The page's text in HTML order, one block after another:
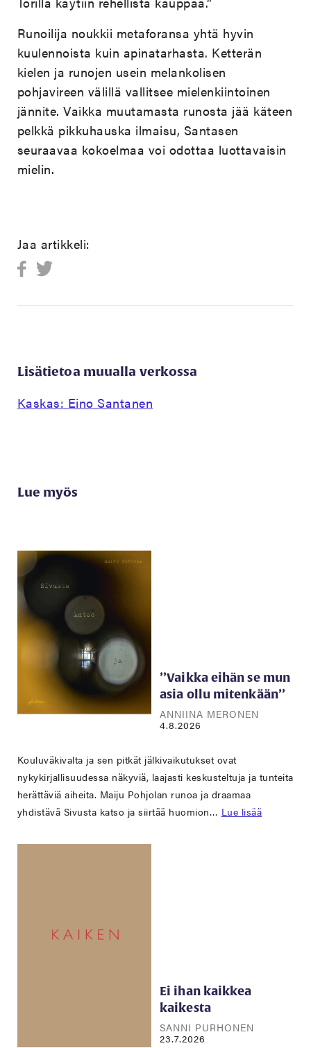
Runoilija noukkii metaforansa yhtä hyvin
kuulennoista kuin apinatarhasta. Ketterän
kielen ja runojen usein melankolisen
pohjavireen välillä vallitsee mielenkiintoinen
jännite. Vaikka muutamasta runosta jää käteen
pelkkä pikkuhauska ilmaisu, Santasen
seuraavaa kokoelmaa voi odottaa luottavaisin
mielin.
Jaa artikkeli:
Lisätietoa muualla verkossa
Kaskas: Eino Santanen
Lue myös
’’Vaikka eihän se mun
asia ollu mitenkään’’
ANNIINA MERONEN
4.8.2026
Kouluväkivalta ja sen pitkät jälkivaikutukset ovat
nykykirjallisuudessa näkyviä, laajasti keskusteltuja ja tunteita
herättäviä aiheita. Maiju Pohjolan runoa ja draamaa
yhdistävä Sivusta katso ja siirtää huomion… Lue lisää
Ei ihan kaikkea
kaikesta
SANNI PURHONEN
23.7.2026